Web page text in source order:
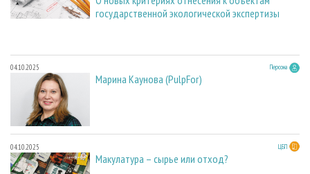
государственной экологической экспертизы
04.10.2025 Персона
Марина Каунова (PulpFor)
04.10.2025 ЦБП
Макулатура – сырье или отход?